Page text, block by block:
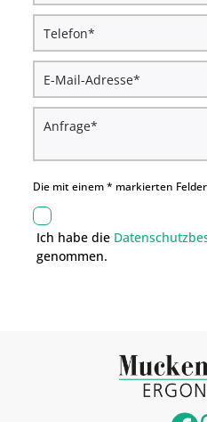
Die mit einem * markierten
Ich habe die
genommen.